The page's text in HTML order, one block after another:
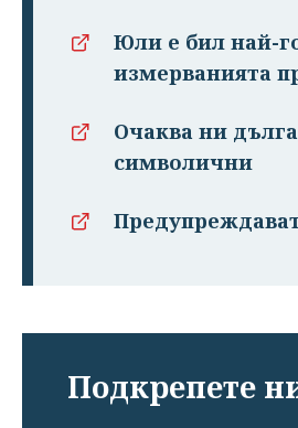
Юли е бил най-
измерванията
Очаква ни
символични
Подкрепете